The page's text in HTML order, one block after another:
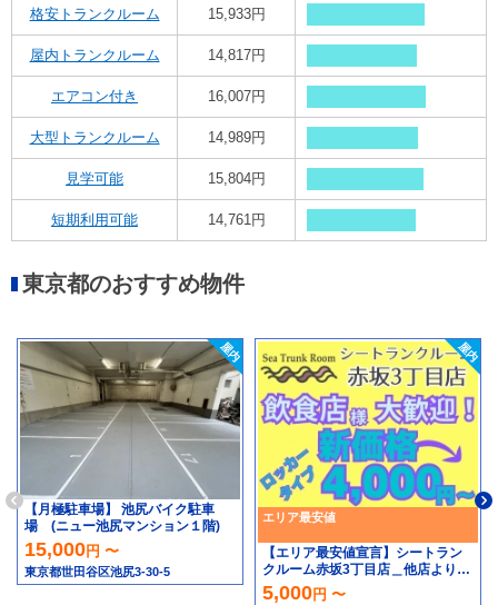
格安トランクルーム 15,933円
屋内トランクルーム 14,817円
エアコン付き 16,007円
大型トランクルーム 14,989円
見学可能 15,804円
短期利用可能 14,761円
東京都のおすすめ物件
【月極駐車場】 池尻バイク駐車
場 (ニュー池尻マンション１階)
15,000円 〜
東京都世田谷区池尻3-30-5
エリア最安値
【エリア最安値宣言】シートラン
クルーム赤坂3丁目店＿他店より高
ければ安くします！！
5,000円 〜